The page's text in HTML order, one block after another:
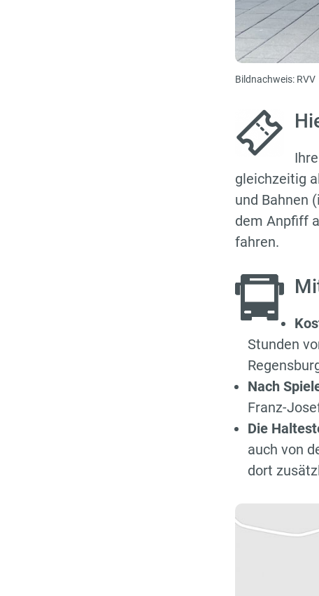
Bildnachweis: RVV
gleichzeitig
und Bahnen
dem Anpfiff
fahren.
Stunden
Nach
Franz-
Die
auch von
dort